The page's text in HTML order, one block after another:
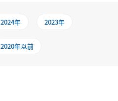
2024年 2023年
2020年以前